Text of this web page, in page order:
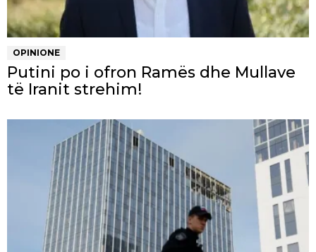
OPINIONE
Putini po i ofron Ramës dhe Mullave
të Iranit strehim!